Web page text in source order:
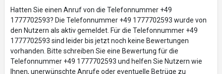
Hatten Sie einen Anruf von die Telefonnummer +49
1777702593? Die Telefonnummer +49 1777702593 wurde von
den Nutzern als aktiv gemeldet. Für die Telefonnummer +49
1777702593 sind leider bis jetzt noch keine Bewertungen
vorhanden. Bitte schreiben Sie eine Bewertung für die
Telefonnummer +49 1777702593 und helfen Sie Nutzern wie
Ihnen, unerwünschte Anrufe oder eventuelle Betrüge zu